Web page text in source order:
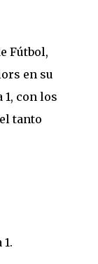
Fútbol,
en su
1, con los
tanto